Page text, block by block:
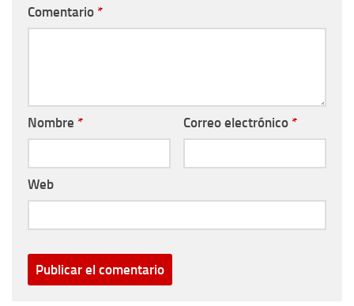
Comentario *
Nombre * Correo electrónico *
Web